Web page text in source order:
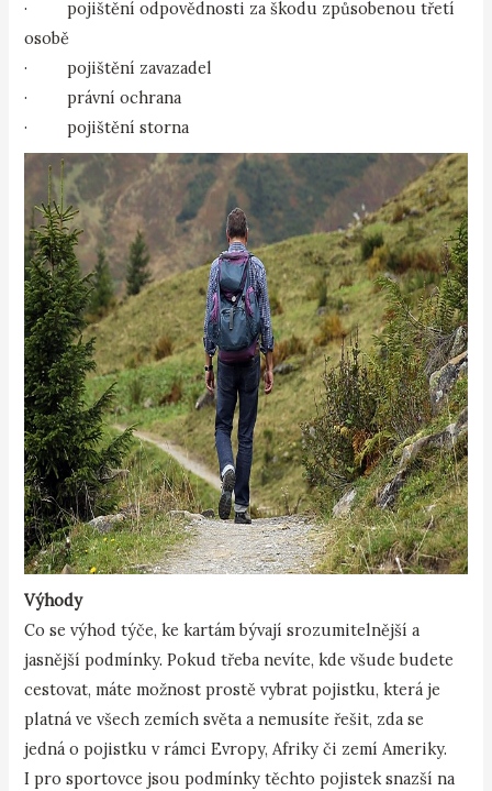
· pojištění odpovědnosti za škodu způsobenou třetí
osobě
· pojištění zavazadel
· právní ochrana
· pojištění storna
Výhody
Co se výhod týče, ke kartám bývají srozumitelnější a
jasnější podmínky. Pokud třeba nevíte, kde všude budete
cestovat, máte možnost prostě vybrat pojistku, která je
platná ve všech zemích světa a nemusíte řešit, zda se
jedná o pojistku v rámci Evropy, Afriky či zemí Ameriky.
I pro sportovce jsou podmínky těchto pojistek snazší na